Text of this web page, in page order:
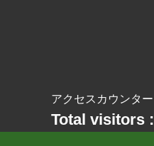
アクセスカウンター
Total visitors :